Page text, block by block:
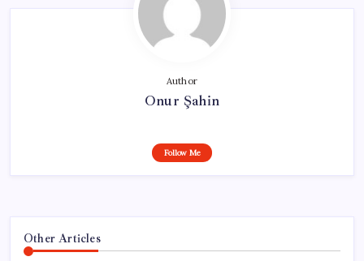
Author
Onur Şahin
Follow Me
Other Articles